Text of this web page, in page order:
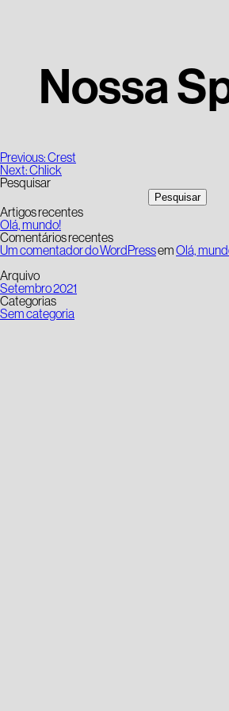
Nossa
Navegação
de
artigos
Previous:Crest
Next:Chlick
Pesquisar
Pesquisar
Artigos recentes
Olá, mundo!
Comentários recentes
Um comentador do WordPressemOlá,
Arquivo
Setembro 2021
Categorias
Sem categoria